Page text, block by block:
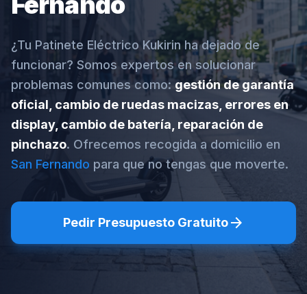
¿Tu Patinete Eléctrico Kukirin ha dejado de
funcionar? Somos expertos en solucionar
problemas comunes como: gestión de garantía
oficial, cambio de ruedas macizas, errores en
display, cambio de batería, reparación de
pinchazo. Ofrecemos recogida a domicilio en
San Fernando para que no tengas que moverte.
Pedir Presupuesto Gratuitoarrow_forward